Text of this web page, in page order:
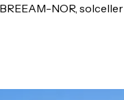
NOR,